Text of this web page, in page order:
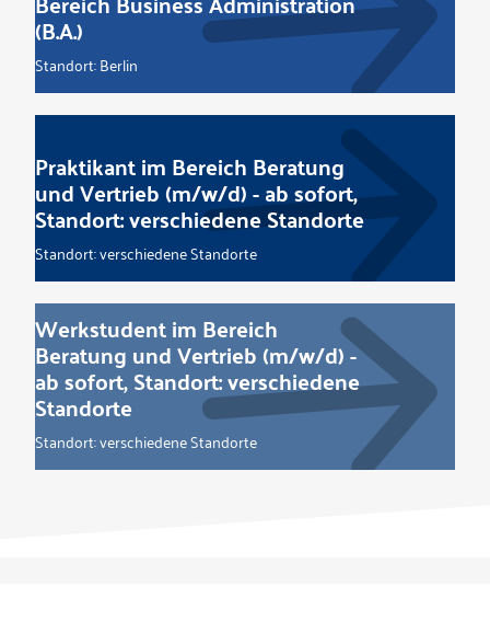
(B.A.)
Standort: Berlin
Praktikant im Bereich Beratung
und Vertrieb (m/w/d) - ab sofort,
Standort: verschiedene Standorte
Standort: verschiedene Standorte
Werkstudent im Bereich
Beratung und Vertrieb (m/w/d) -
ab sofort, Standort: verschiedene
Standorte
Standort: verschiedene Standorte